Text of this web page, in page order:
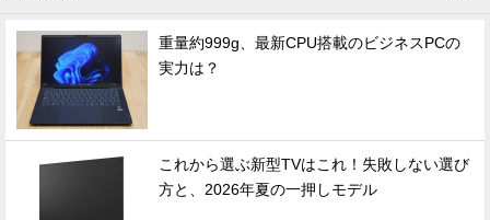
重量約999g、最新CPU搭載のビジネスPCの
実力は？
これから選ぶ新型TVはこれ！失敗しない選び
方と、2026年夏の一押しモデル